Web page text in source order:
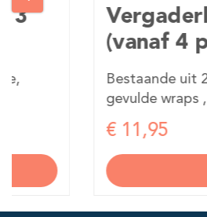
Vergaderlunch
(vanaf 4
Bestaande uit 2 pistolets,
gevulde wraps , fruit, melk